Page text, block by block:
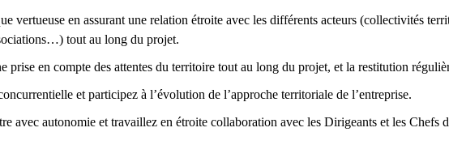
vertueuse en assurant une relation étroite avec les différents acteurs (collectivités
tout au long du projet.
prise en compte des attentes du territoire tout au long du projet, et la restitution
et participez à l’évolution de l’approche territoriale de l’entreprise.
avec autonomie et travaillez en étroite collaboration avec les Dirigeants et les Chefs